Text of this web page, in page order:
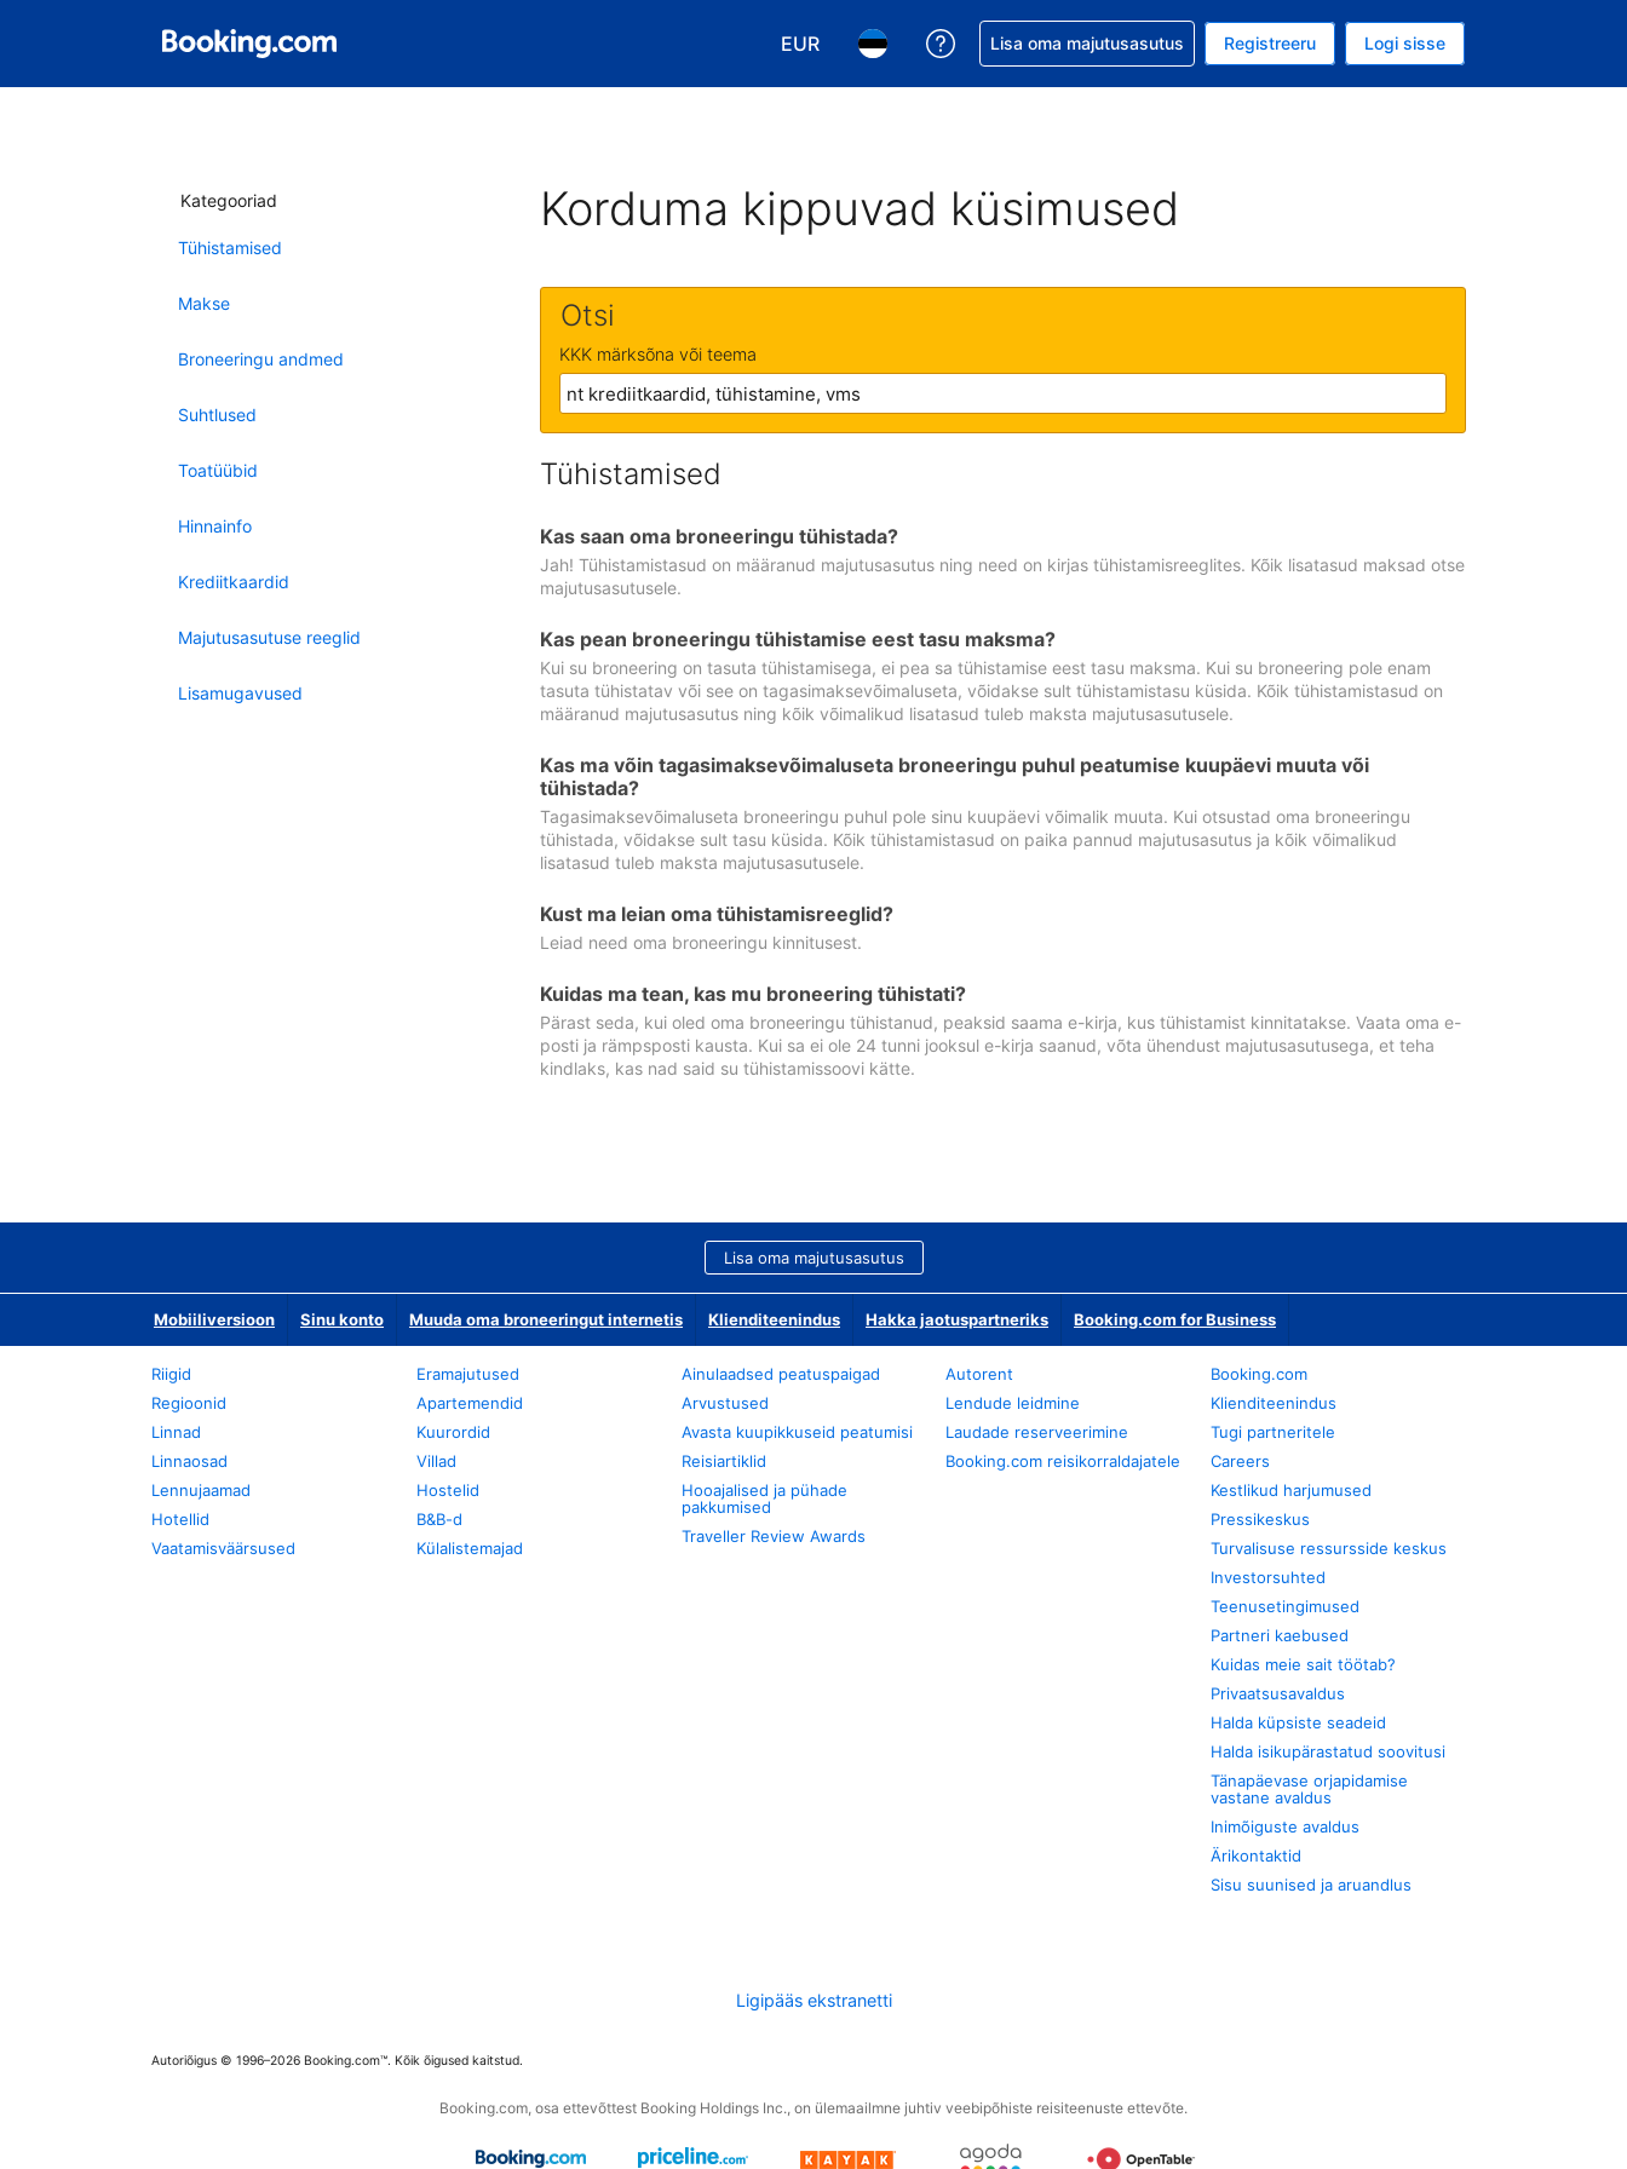
EUR
Vali valuuta. Praegune valitud valuuta on EUR
Vali keel. Praegune valitud keel on Eesti keeles
Saa broneeringuga abi
Lisa oma majutusasutus Registreeru Logi sisse
Kategooriad
Tühistamised
Makse
Broneeringu andmed
Suhtlused
Toatüübid
Hinnainfo
Krediitkaardid
Majutusasutuse reeglid
Lisamugavused
Korduma kippuvad küsimused
Otsi
KKK märksõna või teema
Tühistamised
Kas saan oma broneeringu tühistada?
Jah! Tühistamistasud on määranud majutusasutus ning need on kirjas tühistamisreeglites. Kõik lisatasud maksad otse
majutusasutusele.
Kas pean broneeringu tühistamise eest tasu maksma?
Kui su broneering on tasuta tühistamisega, ei pea sa tühistamise eest tasu maksma. Kui su broneering pole enam
tasuta tühistatav või see on tagasimaksevõimaluseta, võidakse sult tühistamistasu küsida. Kõik tühistamistasud on
määranud majutusasutus ning kõik võimalikud lisatasud tuleb maksta majutusasutusele.
Kas ma võin tagasimaksevõimaluseta broneeringu puhul peatumise kuupäevi muuta või
tühistada?
Tagasimaksevõimaluseta broneeringu puhul pole sinu kuupäevi võimalik muuta. Kui otsustad oma broneeringu
tühistada, võidakse sult tasu küsida. Kõik tühistamistasud on paika pannud majutusasutus ja kõik võimalikud
lisatasud tuleb maksta majutusasutusele.
Kust ma leian oma tühistamisreeglid?
Leiad need oma broneeringu kinnitusest.
Kuidas ma tean, kas mu broneering tühistati?
Pärast seda, kui oled oma broneeringu tühistanud, peaksid saama e-kirja, kus tühistamist kinnitatakse. Vaata oma e-
posti ja rämpsposti kausta. Kui sa ei ole 24 tunni jooksul e-kirja saanud, võta ühendust majutusasutusega, et teha
kindlaks, kas nad said su tühistamissoovi kätte.
Lisa oma majutusasutus
Mobiiliversioon Sinu konto Muuda oma broneeringut internetis Klienditeenindus Hakka jaotuspartneriks Booking.com for Business
Riigid
Regioonid
Linnad
Linnaosad
Lennujaamad
Hotellid
Vaatamisväärsused
Eramajutused
Apartemendid
Kuurordid
Villad
Hostelid
B&B-d
Külalistemajad
Ainulaadsed peatuspaigad
Arvustused
Avasta kuupikkuseid peatumisi
Reisiartiklid
Hooajalised ja pühade
pakkumised
Traveller Review Awards
Autorent
Lendude leidmine
Laudade reserveerimine
Booking.com reisikorraldajatele
Booking.com
Klienditeenindus
Tugi partneritele
Careers
Kestlikud harjumused
Pressikeskus
Turvalisuse ressursside keskus
Investorsuhted
Teenusetingimused
Partneri kaebused
Kuidas meie sait töötab?
Privaatsusavaldus
Halda küpsiste seadeid
Halda isikupärastatud soovitusi
Tänapäevase orjapidamise
vastane avaldus
Inimõiguste avaldus
Ärikontaktid
Sisu suunised ja aruandlus
Ligipääs ekstranetti
Autoriõigus © 1996–2026 Booking.com™. Kõik õigused kaitstud.
Booking.com, osa ettevõttest Booking Holdings Inc., on ülemaailmne juhtiv veebipõhiste reisiteenuste ettevõte.